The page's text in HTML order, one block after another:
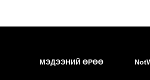
МЭДЭЭНИЙ ӨРӨӨ